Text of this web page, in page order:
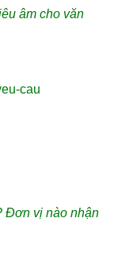
âm cho văn
Đơn vị nào nhận